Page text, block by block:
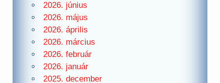
2026. június
2026. május
2026. április
2026. március
2026. február
2026. január
2025. december